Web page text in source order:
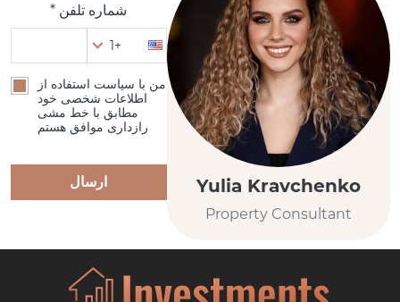
Yulia Kravchenko
Property Consultant
شماره تلفن *
+1
من با سیاست استفاده از
اطلاعات شخصی خود
مطابق با خط مشی
رازداری موافق هستم
ارسال